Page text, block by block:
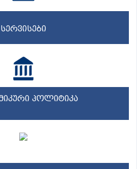
სერვისები
პოლიტიკა